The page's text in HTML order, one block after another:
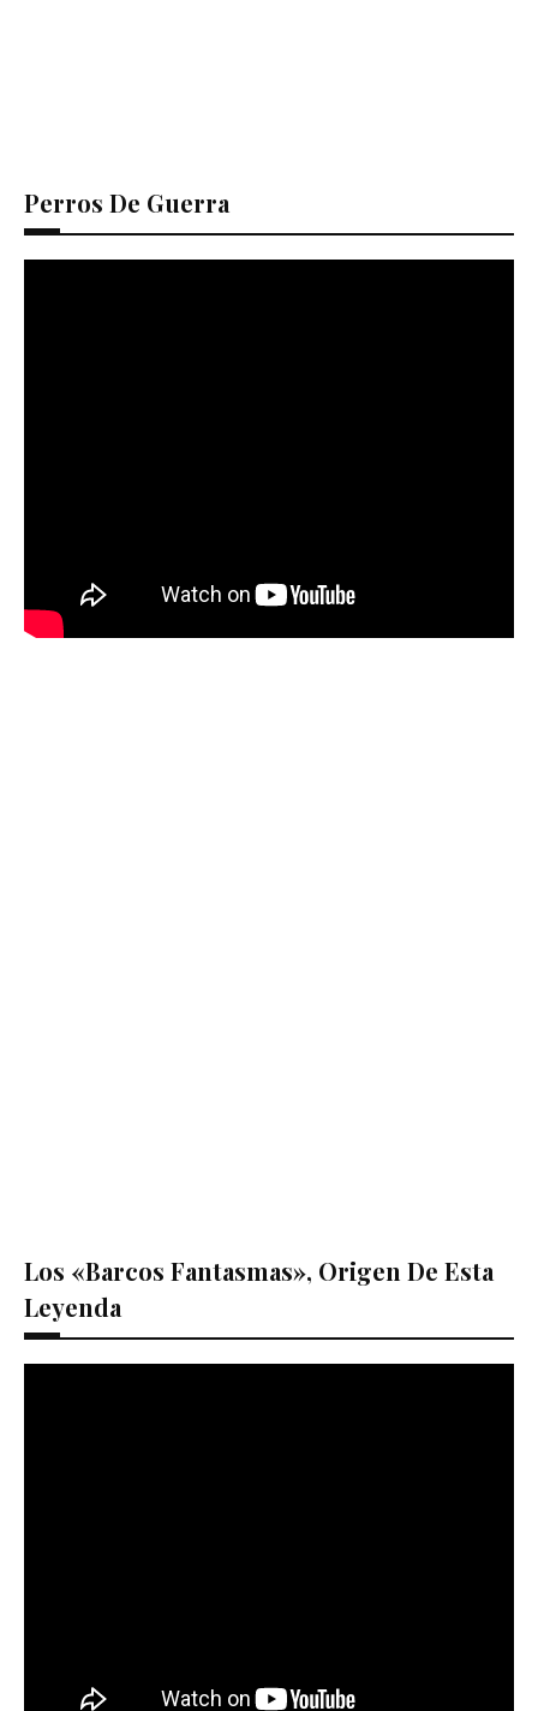
Perros De Guerra
Los «barcos Fantasmas», Origen De Esta
Leyenda